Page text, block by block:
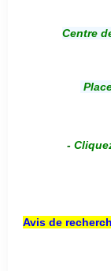
Centre
-
Avis de